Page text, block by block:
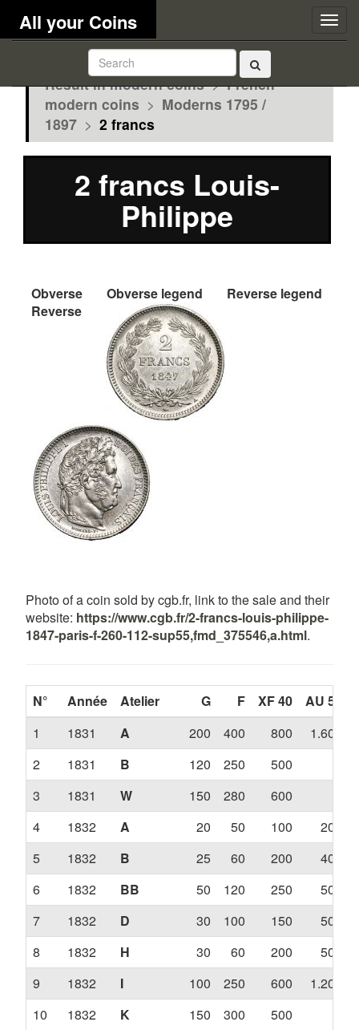
All your Coins
Result in modern coins > French
modern coins > Moderns 1795 /
1897 > 2 francs
2 francs Louis-
Philippe
Obverse Obverse legend
Reverse legend
Reverse
Photo of a coin sold by cgb.fr, link to the sale and their
website: https://www.cgb.fr/2-francs-louis-philippe-
1847-paris-f-260-112-sup55,fmd_375546,a.html.
N° Année Atelier G F XF 40 AU 58
1
1831 A 200 400 800
1.600
2
1831 B 120 250 500
3
1831 W 150 280 600
4
1832 A 20 50 100
200
5
1832 B 25 60 200
400
6
1832 BB 50 120 250
500
7
1832 D 30 100 150
500
8
1832 H 30 60 200
500
9
1832 I 100 250 600
1.200
10
1832 K 150 300 500